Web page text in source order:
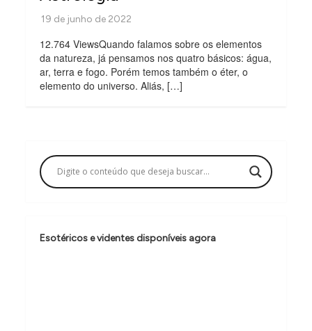
12.764 ViewsQuando falamos sobre os elementos
da natureza, já pensamos nos quatro básicos: água,
ar, terra e fogo. Porém temos também o éter, o
elemento do universo. Aliás, […]
Esotéricos e videntes disponíveis agora